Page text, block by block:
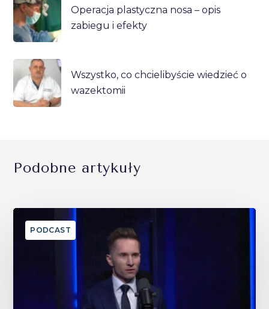
Operacja plastyczna nosa – opis
zabiegu i efekty
Wszystko, co chcielibyście wiedzieć o
wazektomii
Podobne artykuły
PODCAST